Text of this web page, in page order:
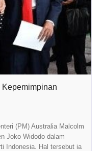
(PM) Australia Malcolm
Joko Widodo dalam
Indonesia. Hal tersebut ia